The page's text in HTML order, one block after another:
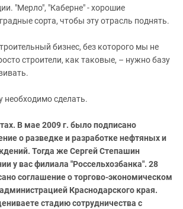
"Мерло", "Каберне" - хорошие
сорта, чтобы эту отрасль поднять.
бизнес, без которого мы не
строители, как таковые, – нужно базу
необходимо сделать.
В мае 2009 г. было подписано
о разведке и разработке нефтяных и
Тогда же Сергей Степашин
у вас филиала "Россельхозбанка". 28
соглашение о торгово-экономическом
Краснодарского края.
стадию сотрудничества с